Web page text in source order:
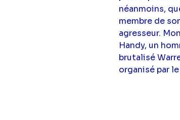
néanmoins,
membre de
agresseur.
Handy, un
brutalisé
organisé par